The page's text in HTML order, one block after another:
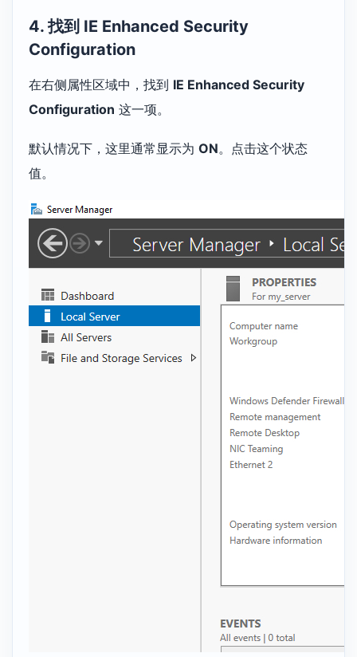
4. 找到 IE Enhanced Security
Configuration
在右侧属性区域中，找到 IE Enhanced Security
Configuration 这一项。
默认情况下，这里通常显示为 ON。点击这个状态
值。